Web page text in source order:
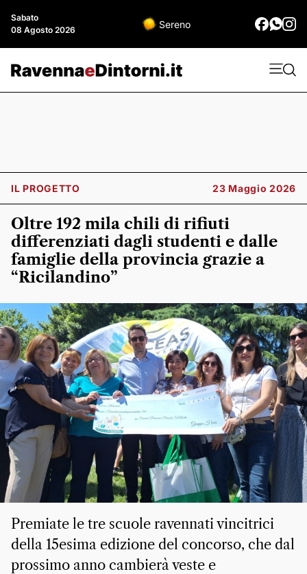
Sabato
08 Agosto 2026
Sereno
IL PROGETTO 23 Maggio 2026
Oltre 192 mila chili di rifiuti
differenziati dagli studenti e dalle
famiglie della provincia grazie a
“Ricilandino”
Premiate le tre scuole ravennati vincitrici
della 15esima edizione del concorso, che dal
prossimo anno cambierà veste e